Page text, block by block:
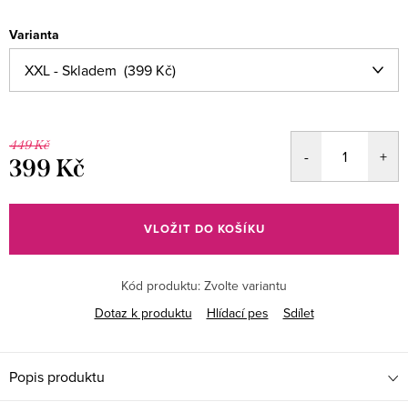
Varianta
449 Kč
399 Kč
cena:
VLOŽIT DO KOŠÍKU
Kód produktu: Zvolte variantu
Dotaz k produktu
Hlídací pes Sdílet
Popis produktu